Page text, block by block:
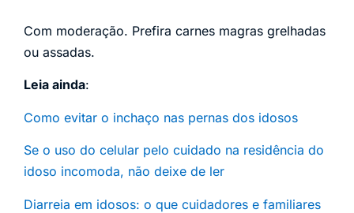
Com moderação. Prefira carnes magras grelhadas
ou assadas.
Leia ainda:
Como evitar o inchaço nas pernas dos idosos
Se o uso do celular pelo cuidado na residência do
idoso incomoda, não deixe de ler
Diarreia em idosos: o que cuidadores e familiares